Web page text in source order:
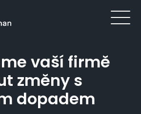
vaší firmě
změny s
dopadem